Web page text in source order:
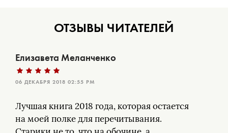
ОТЗЫВЫ ЧИТАТЕЛЕЙ
Лучшая книга 2018 года, которая остается
на моей полке для перечитывания.
Елизавета Меланченко
06 ДЕКАБРЯ 2018 02:55 PM